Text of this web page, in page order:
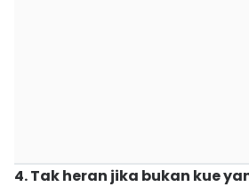
4. Tak heran jika bukan kue